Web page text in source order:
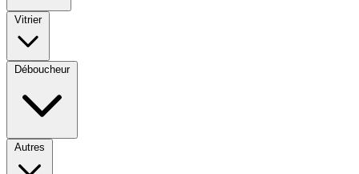
Vitrier
Déboucheur
Autres